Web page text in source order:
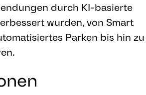
durch KI-basierte
wurden, von Smart
Parken bis hin zu